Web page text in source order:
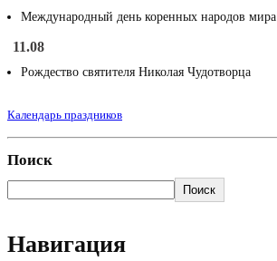
Международный день коренных народов мира
11.08
Рождество святителя Николая Чудотворца
Календарь праздников
Поиск
Поиск
Навигация